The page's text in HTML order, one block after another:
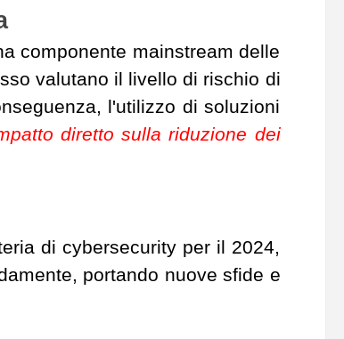
componente mainstream delle
valutano il livello di rischio di
l'utilizzo di soluzioni
diretto sulla riduzione dei
di cybersecurity per il 2024,
portando nuove sfide e